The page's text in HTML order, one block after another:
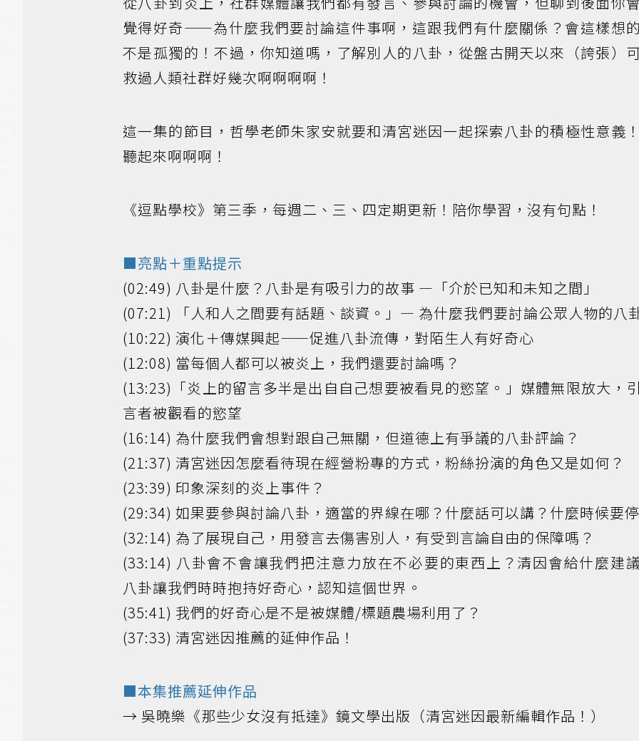
覺得好奇——為什麼我們要討論這件事啊，這跟我們有什麼關係？會這樣想
不是孤獨的！不過，你知道嗎，了解別人的八卦，從盤古開天以來（誇張）
救過人類社群好幾次啊啊啊啊！
這一集的節目，哲學老師朱家安就要和清宮迷因一起探索八卦的積極性意義
聽起來啊啊啊！
《逗點學校》第三季，每週二、三、四定期更新！陪你學習，沒有句點！
■亮點＋重點提示
(02:49) 八卦是什麼？八卦是有吸引力的故事 —「介於已知和未知之間」
(07:21) 「人和人之間要有話題、談資。」— 為什麼我們要討論公眾人物的八
(10:22) 演化＋傳媒興起——促進八卦流傳，對陌生人有好奇心
(12:08) 當每個人都可以被炎上，我們還要討論嗎？
(13:23)「炎上的留言多半是出自自己想要被看見的慾望。」媒體無限放大，
言者被觀看的慾望
(16:14) 為什麼我們會想對跟自己無關，但道德上有爭議的八卦評論？
(21:37) 清宮迷因怎麼看待現在經營粉專的方式，粉絲扮演的角色又是如何？
(23:39) 印象深刻的炎上事件？
(29:34) 如果要參與討論八卦，適當的界線在哪？什麼話可以講？什麼時候要
(32:14) 為了展現自己，用發言去傷害別人，有受到言論自由的保障嗎？
(33:14) 八卦會不會讓我們把注意力放在不必要的東西上？清因會給什麼建
八卦讓我們時時抱持好奇心，認知這個世界。
(35:41) 我們的好奇心是不是被媒體/標題農場利用了？
(37:33) 清宮迷因推薦的延伸作品！
■本集推薦延伸作品
→ 吳曉樂《那些少女沒有抵達》鏡文學出版（清宮迷因最新編輯作品！）